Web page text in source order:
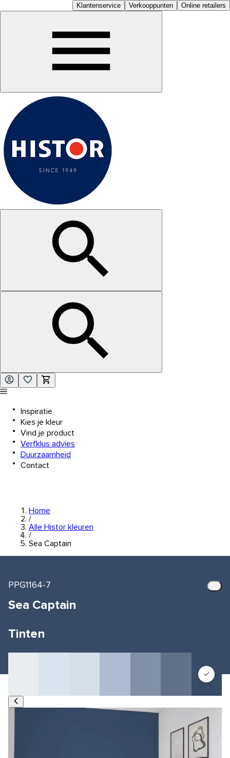
Klantenservice Verkooppunten Online retailers
Inspiratie
Kies je kleur
Vind je product
Verfklus advies
Duurzaamheid
Contact
Home
/
Alle Histor kleuren
/
Sea Captain
PPG1164-7
Sea Captain
Tinten